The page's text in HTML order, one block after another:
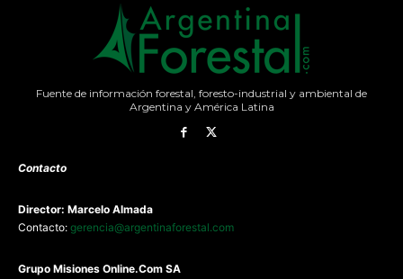
Fuente de información forestal, foresto-industrial y ambiental de
Argentina y América Latina
Contacto
Director: Marcelo Almada
Contacto: gerencia@argentinaforestal.com
Grupo Misiones Online.Com SA